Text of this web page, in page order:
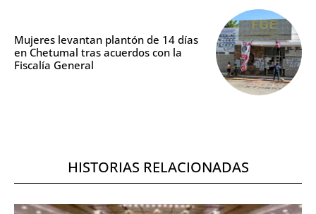
Mujeres levantan plantón de 14 días
en Chetumal tras acuerdos con la
Fiscalía General
HISTORIAS RELACIONADAS